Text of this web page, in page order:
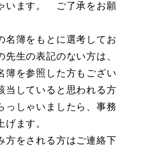
います。 ご了承をお願
名簿をもとに選考してお
先生の表記のない方は、
簿を参照した方もござい
していると思われる方
っしゃいましたら、事務
げます。
方をされる方はご連絡下